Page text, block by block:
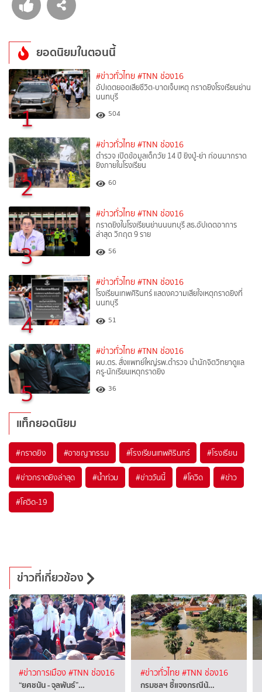
ยอดนิยมในตอนนี้
1
#ข่าวทั่วไทย #TNN ช่อง16
อัปเดตยอดเสียชีวิต-บาดเจ็บเหตุ กราดยิงโรงเรียนย่าน
นนทบุรี
504
2
#ข่าวทั่วไทย #TNN ช่อง16
ตำรวจ เปิดข้อมูลเด็กวัย 14 ปี ยิงปู่-ย่า ก่อนมากราด
ยิงภายในโรงเรียน
60
3
#ข่าวทั่วไทย #TNN ช่อง16
กราดยิงในโรงเรียนย่านนนทบุรี สธ.อัปเดตอาการ
ล่าสุด วิกฤต 9 ราย
56
4
#ข่าวทั่วไทย #TNN ช่อง16
โรงเรียนเทพศิรินทร์ แสดงความเสียใจเหตุกราดยิงที่
นนทบุรี
51
5
#ข่าวทั่วไทย #TNN ช่อง16
ผบ.ตร. สั่งแพทย์ใหญ่รพ.ตำรวจ นำนักจิตวิทยาดูแล
ครู-นักเรียนเหตุกราดยิง
36
แท็กยอดนิยม
#กราดยิง #อาชญากรรม #โรงเรียนเทพศิรินทร์ #โรงเรียน
#ข่าวกราดยิงล่าสุด #น้ำท่วม #ข่าววันนี้ #โควิด #ข่าว
#โควิด-19
ข่าวที่เกี่ยวข้อง
#ข่าวการเมือง#TNN ช่อง16
“ยศชนัน - จุลพันธ์”…
#ข่าวทั่วไทย#TNN ช่อง16
กรมชลฯ ชี้แจงกรณีน้…